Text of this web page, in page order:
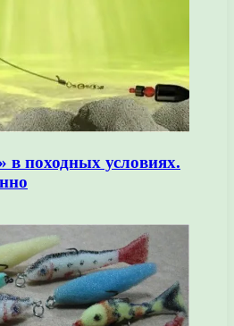
в походных условиях.